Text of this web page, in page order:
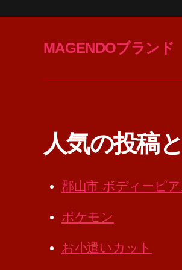
MAGENDOブランド
人気の投稿
郡山市 ボディーピア
ポケモン
お小遣いカット